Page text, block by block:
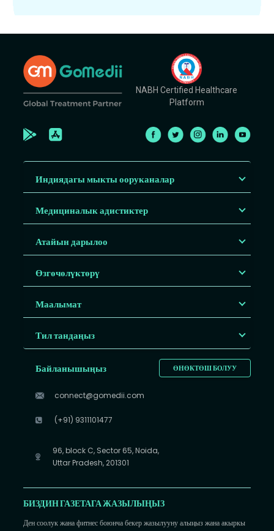
NABH Certified Healthcare
Platform
Индиядагы мыкты ооруканалар
Медициналык адистиктер
Атайын дарылоо
Өзгөчөлүктөрү
Маалымат
Тил тандаңыз
ӨНӨКТӨШ БОЛУУ
Байланышыңыз
connect@gomedii.com
(+91) 9311101477
96, block C, Sector 65, Noida,
Uttar Pradesh, 201301
БИЗДИН ГАЗЕТАГА ЖАЗЫЛЫҢЫЗ
Ден соолук жана фитнес боюнча бекер жазылууну алыңыз жана акыркы